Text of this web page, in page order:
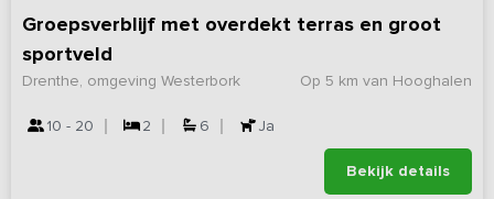
Groepsverblijf met overdekt terras en groot
sportveld
Op 5 km van Hooghalen
Drenthe, omgeving Westerbork
10 - 20 2 6 Ja
Bekijk details